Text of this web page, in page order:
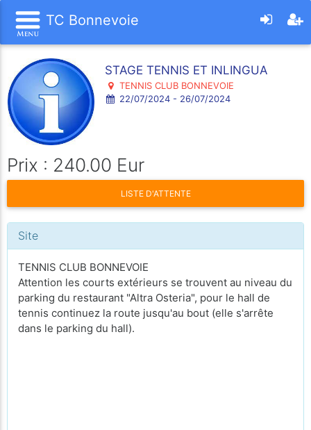
TC Bonnevoie
STAGE TENNIS ET INLINGUA
TENNIS CLUB BONNEVOIE
22/07/2024 - 26/07/2024
Prix : 240.00 Eur
LISTE D'ATTENTE
Site
TENNIS CLUB BONNEVOIE
Attention les courts extérieurs se trouvent au niveau du
parking du restaurant "Altra Osteria", pour le hall de
tennis continuez la route jusqu'au bout (elle s'arrête
dans le parking du hall).